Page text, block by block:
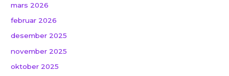
mars 2026
februar 2026
desember 2025
november 2025
oktober 2025